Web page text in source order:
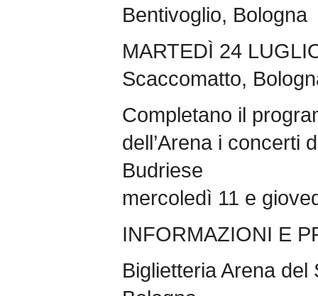
Bentivoglio, Bologna
MARTEDÌ 24
Scaccomatto,
Completano il
dell’Arena i concerti
Budriese
mercoledì 11 e
INFORMAZIONI E
Biglietteria Arena